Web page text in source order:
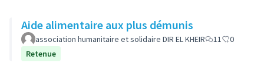
Aide alimentaire aux plus démunis
association humanitaire et solidaire DIR EL KHEIR 11
0
Retenue